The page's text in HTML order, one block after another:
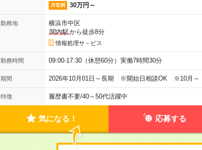
月収例 30万円～
勤務地
横浜市中区
関内駅から徒歩8分
情報処理サ－ビス
勤務時間 09:00-17:30（休憩60分）実働7時間30分
期間 2026年10月01日～長期 ※開始日相談OK ※10月～
特徴 履歴書不要/40～50代活躍中
気になる！ 応募する